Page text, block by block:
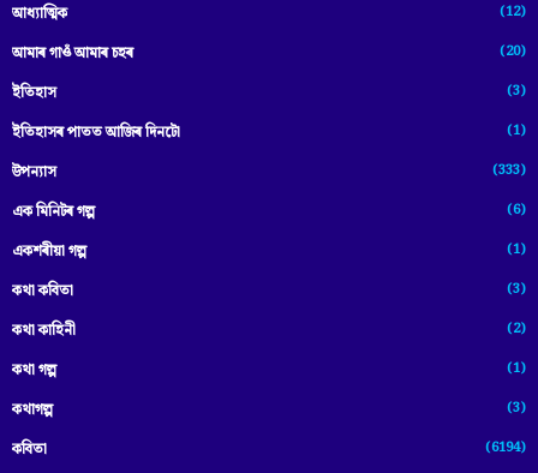
আধ্যাত্মিক (12)
আমাৰ গাওঁ আমাৰ চহৰ (20)
ইতিহাস (3)
ইতিহাসৰ পাতত আজিৰ দিনটো (1)
উপন্যাস (333)
এক মিনিটৰ গল্প (6)
একশৰীয়া গল্প (1)
কথা কবিতা (3)
কথা কাহিনী (2)
কথা গল্প (1)
কথাগল্প (3)
কবিতা (6194)